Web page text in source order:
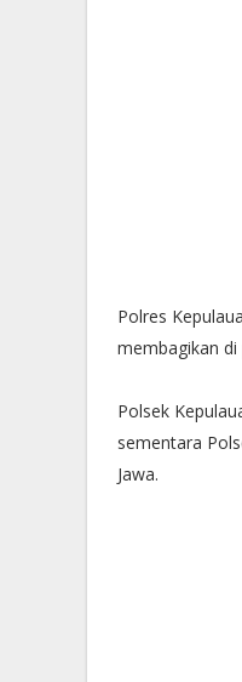
Polres
membagikan di
Polsek
sementara
Jawa.